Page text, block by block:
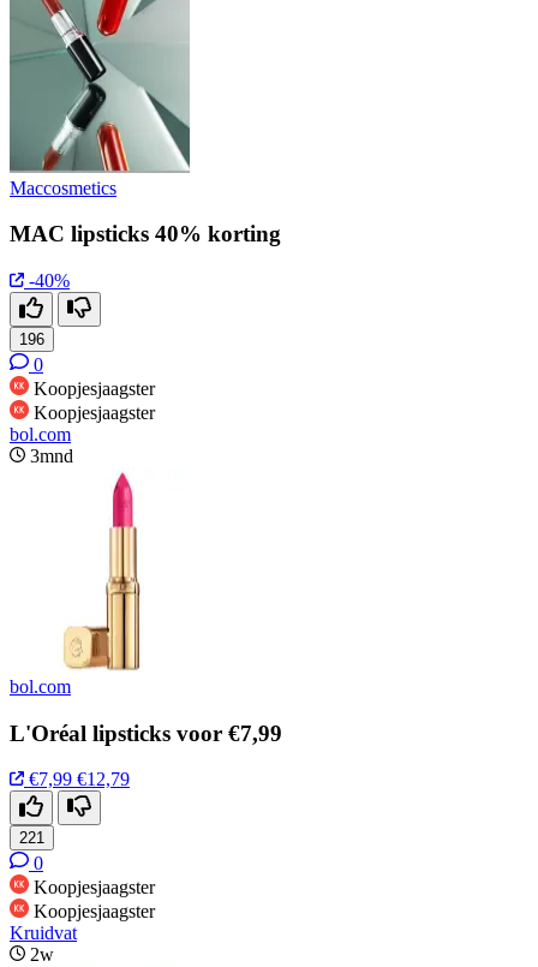
Maccosmetics
MAC lipsticks 40% korting
-40%
196
0
Koopjesjaagster
Koopjesjaagster
bol.com
3mnd
bol.com
L'Oréal lipsticks voor €7,99
€7,99 €12,79
221
0
Koopjesjaagster
Koopjesjaagster
Kruidvat
2w